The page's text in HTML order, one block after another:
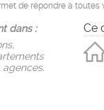
de répondre à toutes
dans :
agences.
Ce